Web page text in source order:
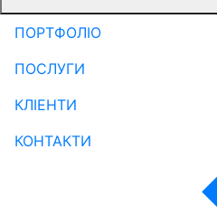
ПОРТФОЛІО
ПОСЛУГИ
КЛІЕНТИ
КОНТАКТИ